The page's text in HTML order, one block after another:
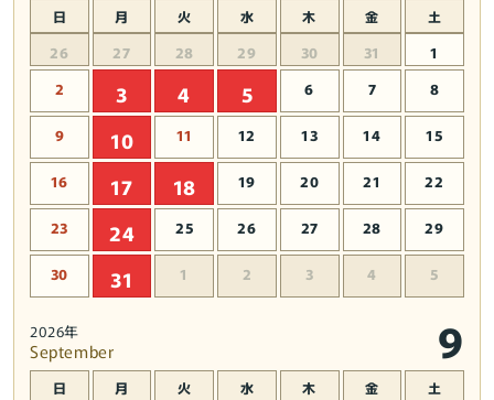
日 月 火 水 木 金 土
26 27 28 29 30 31
1
2
3 4 5 6 7 8
9 10 11 12 13 14 15
16 17 18 19 20 21 22
23 24 25 26 27 28 29
30 31 1 2 3 4 5
2026年
September 9
日 月 火 水 木 金 土